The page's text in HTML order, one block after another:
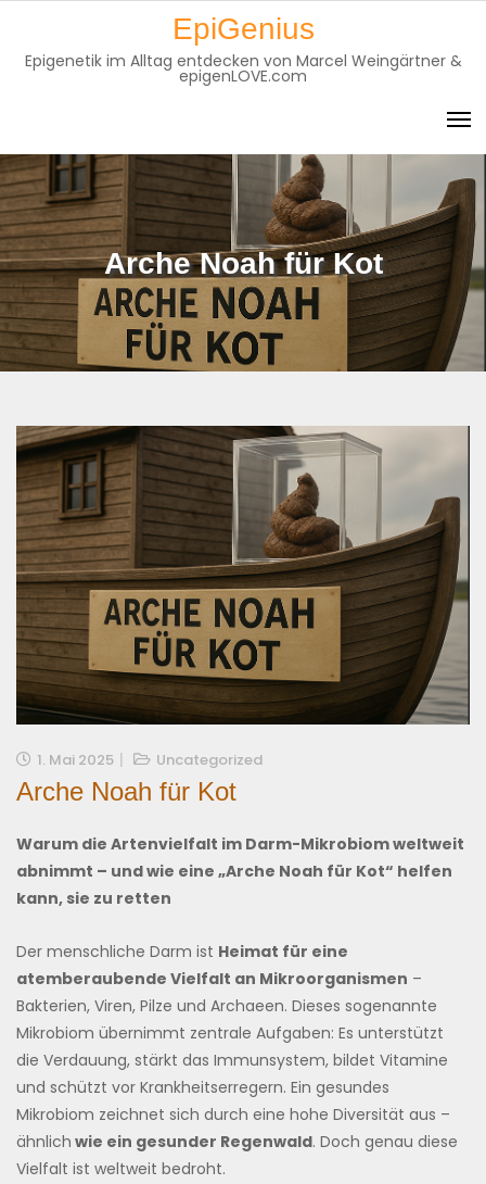
content
EpiGenius
Epigenetik im Alltag entdecken von Marcel Weingärtner &
epigenLOVE.com
Arche Noah für Kot
1. Mai 2025 Uncategorized
Arche Noah für Kot
Warum die Artenvielfalt im Darm-Mikrobiom weltweit
abnimmt – und wie eine „Arche Noah für Kot“ helfen
kann, sie zu retten
Der menschliche Darm ist Heimat für eine
atemberaubende Vielfalt an Mikroorganismen –
Bakterien, Viren, Pilze und Archaeen. Dieses sogenannte
Mikrobiom übernimmt zentrale Aufgaben: Es unterstützt
die Verdauung, stärkt das Immunsystem, bildet Vitamine
und schützt vor Krankheitserregern. Ein gesundes
Mikrobiom zeichnet sich durch eine hohe Diversität aus –
ähnlich wie ein gesunder Regenwald. Doch genau diese
Vielfalt ist weltweit bedroht.